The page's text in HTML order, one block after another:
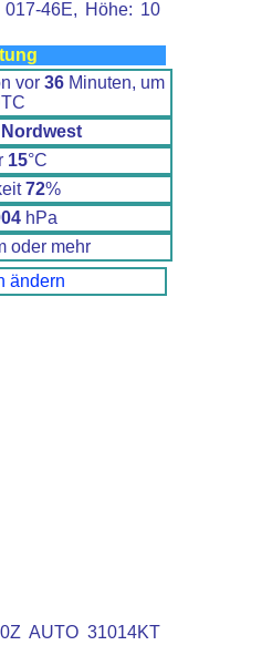
46E, Höhe: 10
vor 36 Minuten, um
Nordwest
15°C
72%
hPa
oder mehr
ändern
AUTO 31014KT